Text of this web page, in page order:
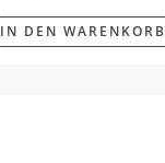
IN DEN WARENKORB